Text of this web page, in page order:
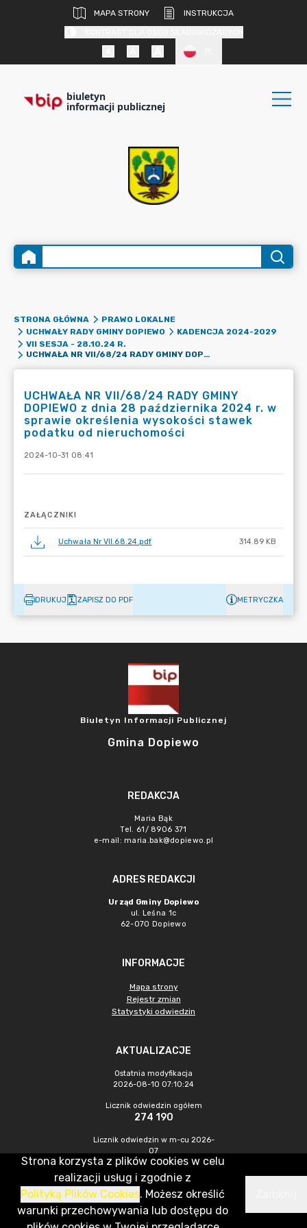
MAPA STRONY
INSTRUKCJA
biuletyn
informacji publicznej
STRONA GŁÓWNA
PRAWO LOKALNE
UCHWAŁY RADY GMINY DOPIEWO
KADENCJA 2024-2029
VII SESJA - 28.10.24 R.
UCHWAŁA NR VII/68/24 RADY GMINY DOPIEWO Z DNIA 28 PAŹDZIERNIKA 2024 R. W SPRAWIE OKREŚLENIA WYSOKOŚCI STAWEK PODATKU OD NIERUCHOMOŚCI
UCHWAŁA NR VII/68/24 RADY GMINY
DOPIEWO z dnia 28 października 2024 r. w
sprawie określenia wysokości stawek
podatku od nieruchomości
2024-10-31 08:41
ZAŁĄCZNIKI
Uchwała Nr VII.68.24.pdf 314.89 KB
DRUKUJ ZAPISZ DO PDF METRYCZKA
Biuletyn Informacji Publicznej
Gmina Dopiewo
REDAKCJA
Maria Bąk
Tel. 61/ 8906 371
e-mail: maria.bak@dopiewo.pl
ADRES REDAKCJI
Urząd Gminy Dopiewo
ul. Leśna 1c
62-070 Dopiewo
INFORMACJE
Mapa strony
Rejestr zmian
Statystyki odwiedzin
AKTUALIZACJE
Ostatnia modyfikacja
2026-08-10 07:10:24
Licznik odwiedzin ogółem
274 190
Licznik odwiedzin w m-cu 2026-
07
979
CMS & Hosting: Nefeni Sp. z o.o.
Strona korzysta z plików cookies w celu
realizacji usług i zgodnie z
Polityką Plików Cookies. Możesz określić
warunki przechowywania lub dostępu do